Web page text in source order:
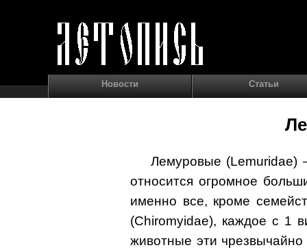
Новости Статьи
Лемуровые (Lemuridae)
относится огромное
именно все, кроме
(Chiromyidae), каждое с 1
животные эти